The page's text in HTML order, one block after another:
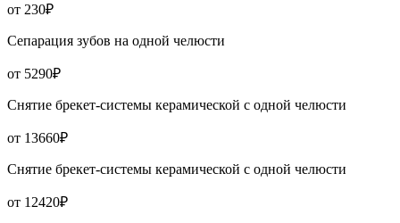
от 230₽
Сепарация зубов на одной челюсти
от 5290₽
Снятие брекет-системы керамической с одной челюсти
от 13660₽
Снятие брекет-системы керамической с одной челюсти
от 12420₽